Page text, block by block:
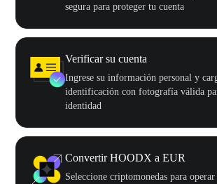
segura para proteger tu cuenta
Verificar su cuenta
Ingrese su información personal y
identificación con fotografía válida
identidad
Convertir HOODX a EUR
Seleccione criptomonedas para